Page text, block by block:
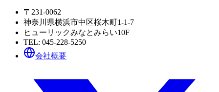
〒231-0062
神奈川県横浜市中区桜木町1-1-7
ヒューリックみなとみらい10F
TEL: 045-228-5250
会社概要